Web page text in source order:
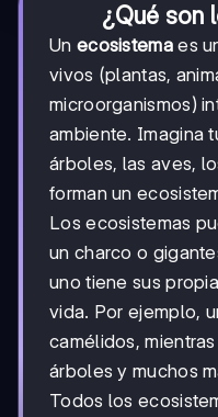
¿Qué son
Un ecosistemaes
vivos (plantas,
microorganismos)
ambiente. Imagina
árboles, las aves,
forman un
Los ecosistemas
un charco o
uno tiene sus
vida. Por ejemplo,
camélidos,
árboles y muchos
Todos los